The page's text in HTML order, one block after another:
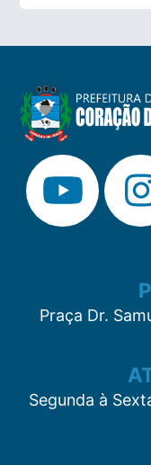
Praça Dr.
Segunda à